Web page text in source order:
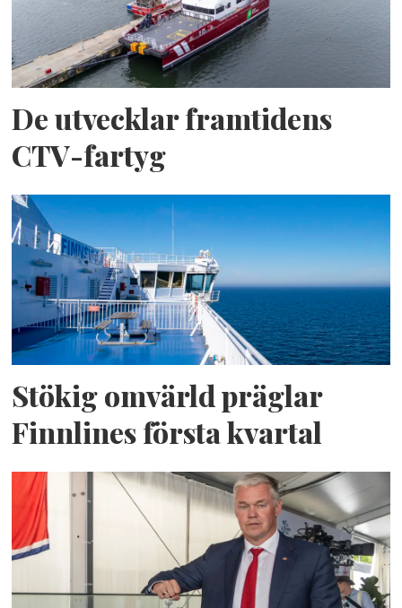
De utvecklar framtidens
CTV-fartyg
Stökig omvärld präglar
Finnlines första kvartal